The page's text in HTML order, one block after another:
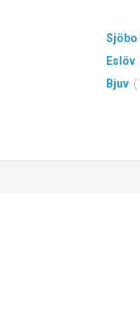
Sjöbo
Eslöv
Bjuv